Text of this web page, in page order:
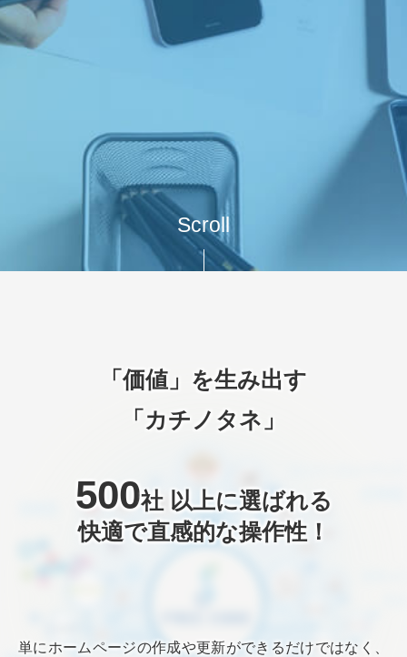
フリーカート
アフターサポート
Scroll
「価値」を生み出す
「カチノタネ」
500社 以上に選ばれる
快適で直感的な操作性！
単にホームページの作成や更新ができるだけではなく、